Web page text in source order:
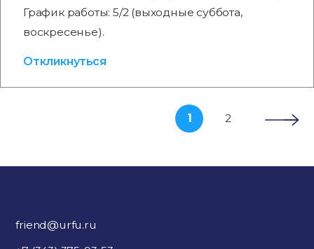
График работы: 5/2 (выходные суббота,
воскресенье).
Откликнуться
1 2
friend@urfu.ru